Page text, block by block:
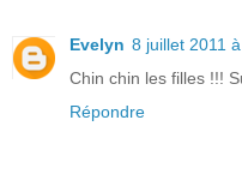
Evelyn 8 juillet 2011
Chin chin les filles !!!
Répondre